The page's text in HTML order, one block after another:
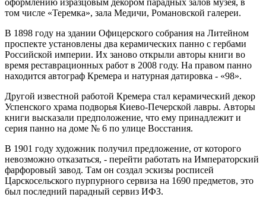
оформлению изразцовым декором парадных залов музея, в
том числе «Теремка», зала Медичи, Романовской галереи.
В 1898 году на здании Офицерского собрания на Литейном
проспекте установлены два керамических панно с гербами
Российской империи. Их заново открыли авторы книги во
время реставрационных работ в 2008 году. На правом панно
находится автограф Кремера и натурная датировка - «98».
Другой известной работой Кремера стал керамический декор
Успенского храма подворья Киево-Печерской лавры. Авторы
книги высказали предположение, что ему принадлежит и
серия панно на доме № 6 по улице Восстания.
В 1901 году художник получил предложение, от которого
невозможно отказаться, - перейти работать на Императорский
фарфоровый завод. Там он создал эскизы росписей
Царскосельского пурпурного сервиза на 1690 предметов, это
был последний парадный сервиз ИФЗ.